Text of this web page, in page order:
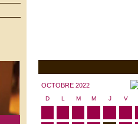
OCTOBRE 2022
D L M M J V